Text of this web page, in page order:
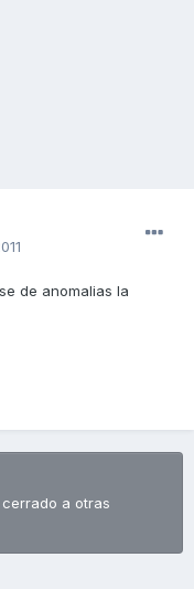
de anomalias la
a otras